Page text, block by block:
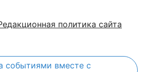
политика сайта
событиями вместе с